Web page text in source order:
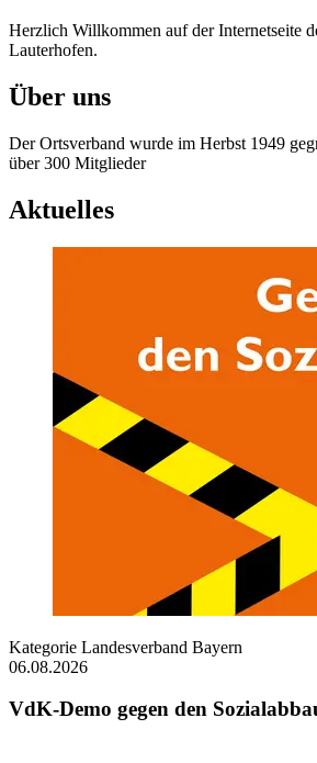
Herzlich Willkommen auf der Internetseite
Lauterhofen.
Über uns
Der Ortsverband wurde im Herbst 1949
über 300 Mitglieder
Aktuelles
Kategorie Landesverband Bayern
06.08.2026
VdK-Demo gegen den